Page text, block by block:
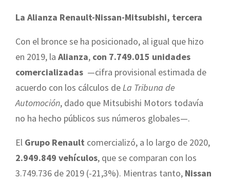
La Alianza Renault-Nissan-Mitsubishi, tercera
Con el bronce se ha posicionado, al igual que hizo
en 2019, la Alianza, con 7.749.015 unidades
comercializadas —cifra provisional estimada de
acuerdo con los cálculos deLa Tribuna de
Automoción, dado que Mitsubishi Motors todavía
no ha hecho públicos sus números globales—.
El Grupo Renault comercializó, a lo largo de 2020,
2.949.849 vehículos, que se comparan con los
3.749.736 de 2019 (-21,3%). Mientras tanto, Nissan